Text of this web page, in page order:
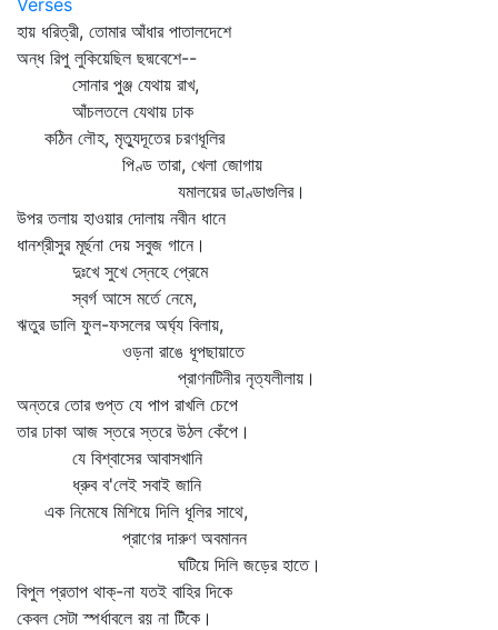
Verses
হায় ধরিত্রী, তোমার আঁধার পাতালদেশে
অন্ধ রিপু লুকিয়েছিল ছদ্মবেশে--
সোনার পুঞ্জ যেথায় রাখ,
আঁচলতলে যেথায় ঢাক
কঠিন লৌহ, মৃত্যুদূতের চরণধূলির
পিণ্ড তারা, খেলা জোগায়
যমালয়ের ডাণ্ডাগুলির।
উপর তলায় হাওয়ার দোলায় নবীন ধানে
ধানশ্রীসুর মূর্ছনা দেয় সবুজ গানে।
দুঃখে সুখে স্নেহে প্রেমে
স্বর্গ আসে মর্তে নেমে,
ঋতুর ডালি ফুল-ফসলের অর্ঘ্য বিলায়,
ওড়না রাঙে ধূপছায়াতে
প্রাণনটিনীর নৃত্যলীলায়।
অন্তরে তোর গুপ্ত যে পাপ রাখলি চেপে
তার ঢাকা আজ স্তরে স্তরে উঠল কেঁপে।
যে বিশ্বাসের আবাসখানি
ধ্রুব ব'লেই সবাই জানি
এক নিমেষে মিশিয়ে দিলি ধূলির সাথে,
প্রাণের দারুণ অবমানন
ঘটিয়ে দিলি জড়ের হাতে।
বিপুল প্রতাপ থাক্‌-না যতই বাহির দিকে
কেবল সেটা স্পর্ধাবলে রয় না টিঁকে।